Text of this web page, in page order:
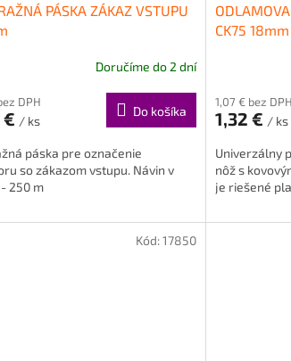
PÁSKA ZÁKAZ VSTUPU
Doručíme do 2 dní
DPH
€ / ks
Do košíka
páska pre označenie
so zákazom vstupu. Návin v
250 m
CK75 18mm
1,07 € bez DPH
1,32 € / ks
Univerzálny
nôž s
je riešené
Kód:17850